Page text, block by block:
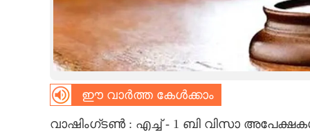
CARTOONS
ഈ വാർത്ത കേൾക്കാം
വാഷിംഗ്ടൺ : എച്ച് - 1 ബി വിസാ